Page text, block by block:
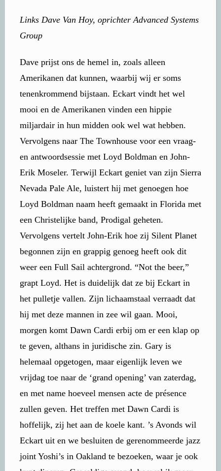
Links Dave Van Hoy, oprichter Advanced Systems
Group
Dave prijst ons de hemel in, zoals alleen
Amerikanen dat kunnen, waarbij wij er soms
tenenkrommend bijstaan. Eckart vindt het wel
mooi en de Amerikanen vinden een hippie
miljardair in hun midden ook wel wat hebben.
Vervolgens naar The Townhouse voor een vraag-
en antwoordsessie met Loyd Boldman en John-
Erik Moseler. Terwijl Eckart geniet van zijn Sierra
Nevada Pale Ale, luistert hij met genoegen hoe
Loyd Boldman naam heeft gemaakt in Florida met
een Christelijke band, Prodigal geheten.
Vervolgens vertelt John-Erik hoe zij Silent Planet
begonnen zijn en grappig genoeg heeft ook dit
weer een Full Sail achtergrond. “Not the beer,”
grapt Loyd. Het is duidelijk dat ze bij Eckart in
het pulletje vallen. Zijn lichaamstaal verraadt dat
hij met deze mannen in zee wil gaan. Mooi,
morgen komt Dawn Cardi erbij om er een klap op
te geven, althans in juridische zin. Gary is
helemaal opgetogen, maar eigenlijk leven we
vrijdag toe naar de ‘grand opening’ van zaterdag,
en met name hoeveel mensen acte de présence
zullen geven. Het treffen met Dawn Cardi is
hoffelijk, zij het aan de koele kant. ’s Avonds wil
Eckart uit en we besluiten de gerenommeerde jazz
joint Yoshi’s in Oakland te bezoeken, waar je ook